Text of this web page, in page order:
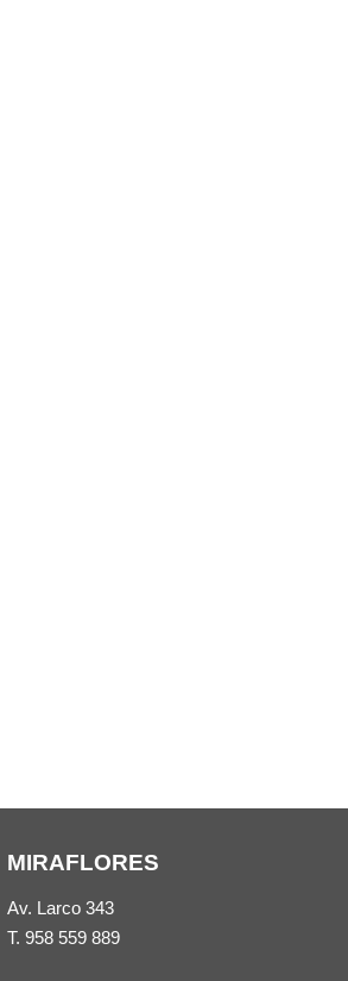
MIRAFLORES
Av. Larco 343
T. 958 559 889